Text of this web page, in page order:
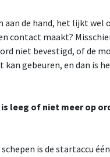
aan de hand, het lijkt wel
contact maakt?
niet bevestigd, of de
kan gebeuren, en dan is
leeg of niet meer op
is de startaccu